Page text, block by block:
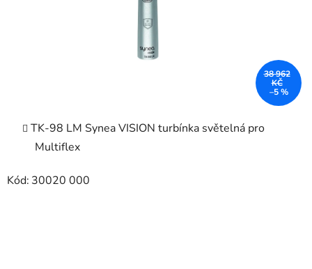
TK-98 LM Synea VISION turbínka světelná pro
Multiflex
Kód: 30020 000
38 962
KČ
–5 %